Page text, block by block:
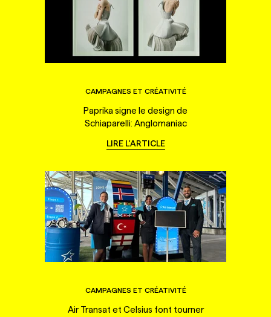
CAMPAGNES ET CRÉATIVITÉ
Paprika signe le design de
Schiaparelli: Anglomaniac
LIRE L'ARTICLE
CAMPAGNES ET CRÉATIVITÉ
Air Transat et Celsius font tourner